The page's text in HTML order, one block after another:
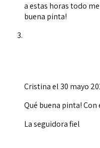
a estas horas todo
buena pinta!
Cristinael 30 mayo
Qué buena pinta!
La seguidora fiel